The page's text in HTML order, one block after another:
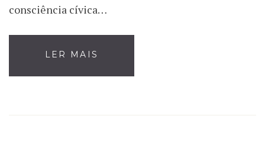
consciência cívica…
LER MAIS